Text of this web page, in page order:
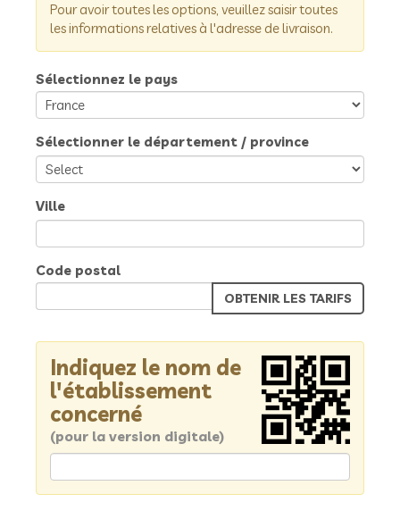
Pour avoir toutes les options, veuillez saisir toutes
les informations relatives à l'adresse de livraison.
Sélectionnez le pays
Sélectionner le département / province
Ville
Code postal
Indiquez le nom de
l'établissement
concerné
(pour la version digitale)